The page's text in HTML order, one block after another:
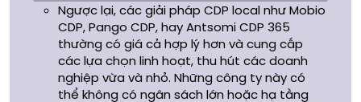
Ngược lại, các giải pháp CDP local như Mobio
CDP, Pango CDP, hay Antsomi CDP 365
thường có giá cả hợp lý hơn và cung cấp
các lựa chọn linh hoạt, thu hút các doanh
nghiệp vừa và nhỏ. Những công ty này có
thể không có ngân sách lớn hoặc hạ tầng